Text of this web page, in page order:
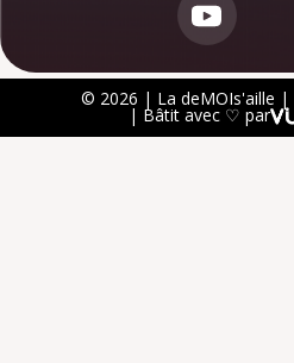
© 2026 | La deMOIs'aille |
| Bâtit avec ♡ par